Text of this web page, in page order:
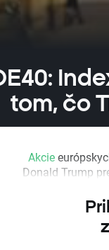
tom, čo
Akcie
Donald Trump